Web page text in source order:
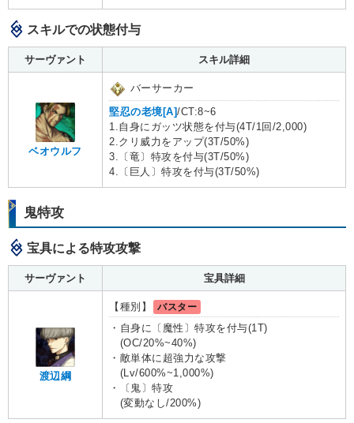
スキルでの状態付与
サーヴァント スキル詳細
ベオウルフ
バーサーカー
堅忍の老境[A]/CT:8~6
1.自身にガッツ状態を付与(4T/1回/2,000)
2.クリ威力をアップ(3T/50%)
3.〔竜〕特攻を付与(3T/50%)
4.〔巨人〕特攻を付与(3T/50%)
鬼特攻
宝具による特攻攻撃
サーヴァント 宝具詳細
渡辺綱
【種別】
バスター
・自身に〔魔性〕特攻を付与(1T)
(OC/20%~40%)
・敵単体に超強力な攻撃
(Lv/600%~1,000%)
・〔鬼〕特攻
(変動なし/200%)